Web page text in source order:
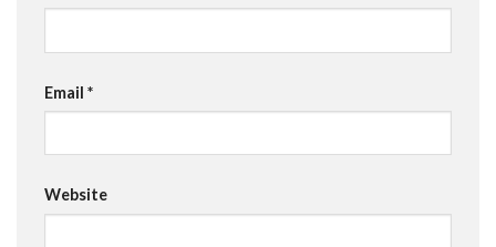
Email *
Website